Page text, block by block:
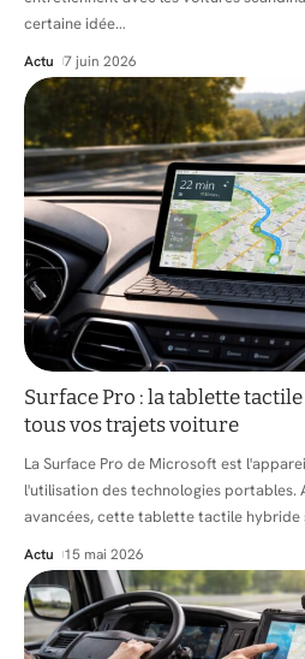
certaine idée…
Actu 7 juin 2026
Surface Pro : la tablette
tous vos trajets voiture
La Surface Pro de Microsoft est
l'utilisation des technologies portables.
avancées, cette tablette tactile hybride
Actu 15 mai 2026